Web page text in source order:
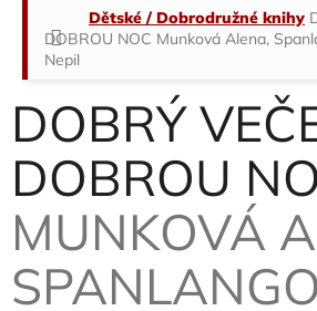
Domů
Dětské / Dobrodružné knihy
DOBROU NOC Munková Alena,
Nepil
DOBRÝ
DOBROU
MUNKOVÁ